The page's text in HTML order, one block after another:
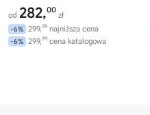
od 282,00
zł
-6% 299,99 najniższa cena
-6% 299,99 cena katalogowa